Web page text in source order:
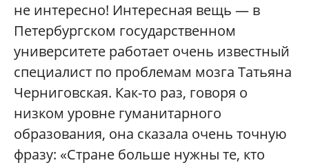
не интересно! Интересная вещь — в
Петербургском государственном
университете работает очень известный
специалист по проблемам мозга Татьяна
Черниговская. Как-то раз, говоря о
низком уровне гуманитарного
образования, она сказала очень точную
фразу: «Стране больше нужны те, кто